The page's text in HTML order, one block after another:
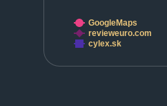
GoogleMaps
revieweuro.com
cylex.sk